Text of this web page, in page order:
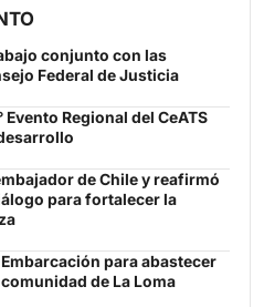
conjunto con las
Federal de Justicia
Evento Regional del CeATS
de Chile y reafirmó
para fortalecer la
para abastecer
de La Loma